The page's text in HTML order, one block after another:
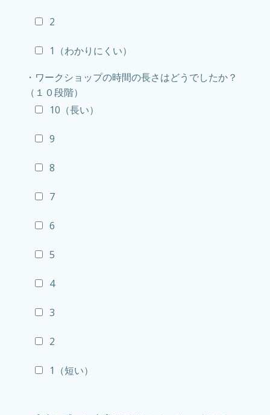
2
1（わかりにくい）
・ワークショップの時間の長さはどうでしたか？
（１０段階）
10（長い）
9
8
7
6
5
4
3
2
1（短い）